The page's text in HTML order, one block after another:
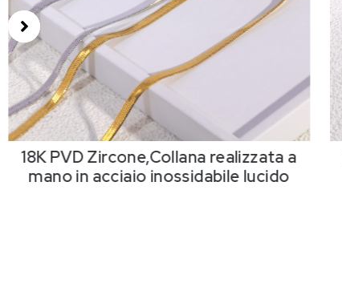
18K PVD Zircone,Collana realizzata a
mano in acciaio inossidabile lucido